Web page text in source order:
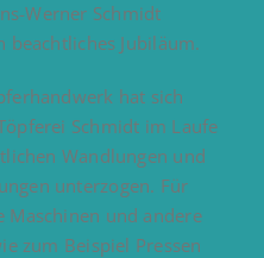
Werner Schmidt
Jubiläum.
hat sich
Schmidt im Laufe
Wandlungen und
unterzogen. Für
Maschinen und andere
zum Beispiel Pressen